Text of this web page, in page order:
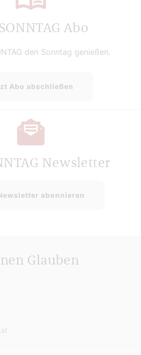
Abo
den Sonntag genießen.
Abo abschließen
Newsletter
abonnieren
Glauben